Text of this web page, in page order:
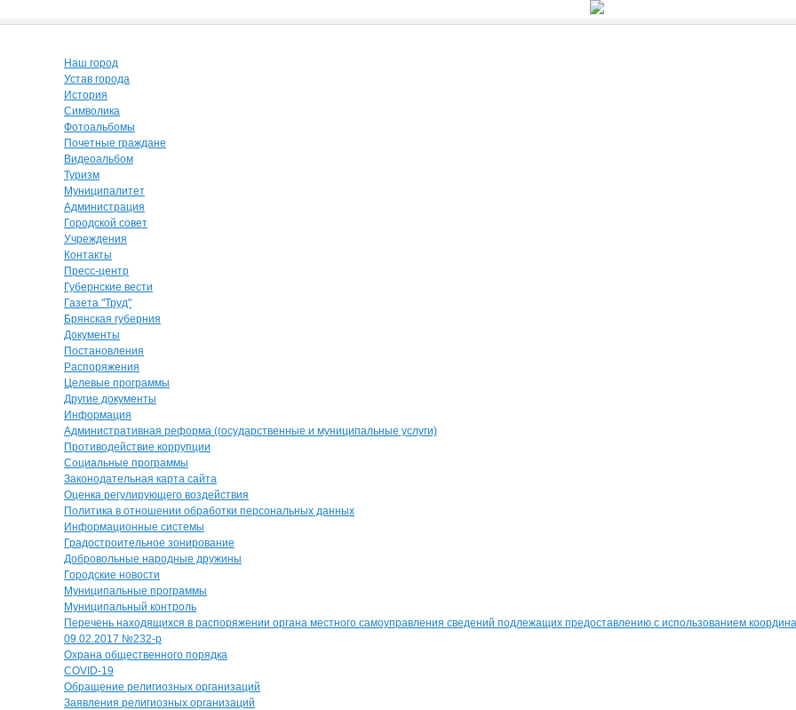
Наш город
Устав города
История
Символика
Фотоальбомы
Почетные граждане
Видеоальбом
Туризм
Муниципалитет
Администрация
Городской совет
Учреждения
Контакты
Пресс-центр
Губернские вести
Газета "Труд"
Брянская губерния
Документы
Постановления
Распоряжения
Целевые программы
Другие документы
Информация
Административная реформа (государственные и муниципальные услуги)
Противодействие коррупции
Социальные программы
Законодательная карта сайта
Оценка регулирующего воздействия
Политика в отношении обработки персональных данных
Информационные системы
Градостроительное зонирование
Добровольные народные дружины
Городские новости
Муниципальные программы
Муниципальный контроль
Перечень находящихся в распоряжении органа местного самоуправления сведений подлежащих предоставлению с использованием
09.02.2017 №232-р
Охрана общественного порядка
COVID-19
Обращение религиозных организаций
Заявления религиозных организаций